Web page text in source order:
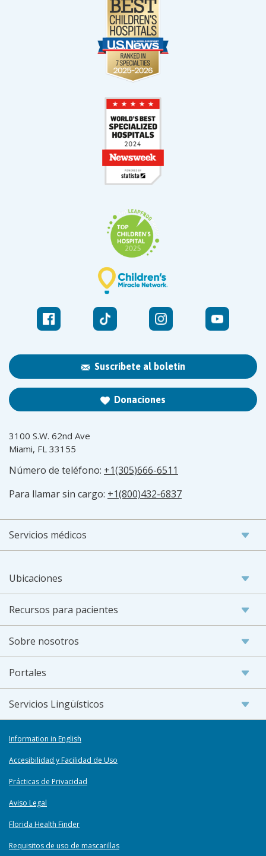
Suscríbete al boletín
Donaciones
3100 S.W. 62nd Ave
Miami, FL 33155
Número de teléfono: +1(305)666-6511
Para llamar sin cargo: +1(800)432-6837
Servicios médicos
Ubicaciones
Recursos para pacientes
Sobre nosotros
Portales
Servicios Lingüísticos
Information in English
Accesibilidad y Facilidad de Uso
Prácticas de Privacidad
Aviso Legal
Florida Health Finder
Requisitos de uso de mascarillas